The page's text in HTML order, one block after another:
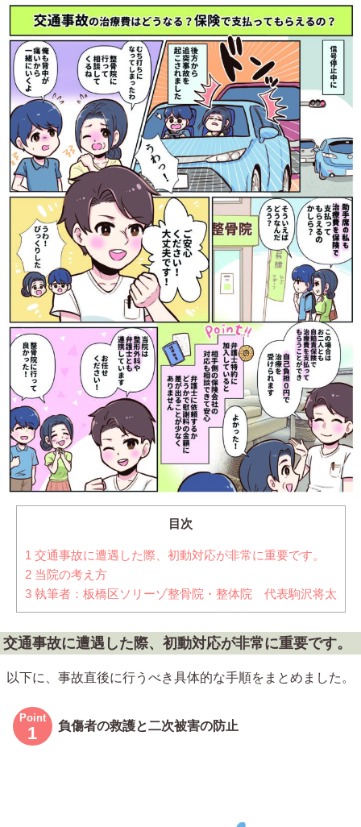
目次
1 交通事故に遭遇した際、初動対応が非常に重要です。
2当院の考え方
3執筆者：板橋区ソリーゾ整骨院・整体院 代表駒沢将太
交通事故に遭遇した際、初動対応が非常に重要です。
以下に、事故直後に行うべき具体的な手順をまとめました。
負傷者の救護と二次被害の防止